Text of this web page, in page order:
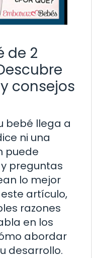
de 2
consejos
bebé llega a
ni una
puede
preguntas
lo mejor
artículo,
razones
en los
abordar
desarrollo.